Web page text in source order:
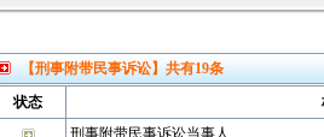
师网 山东律师网 济南刑事律师 济南刑
【刑事附带民事诉讼】 共有19条
状态
刑事附带民事诉讼当事人